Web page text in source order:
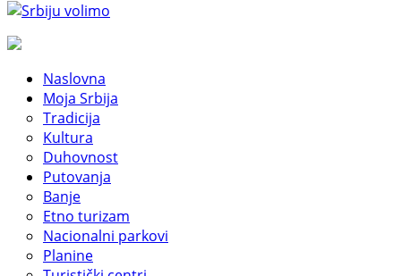
Naslovna
Moja Srbija
Tradicija
Kultura
Duhovnost
Putovanja
Banje
Etno turizam
Nacionalni parkovi
Planine